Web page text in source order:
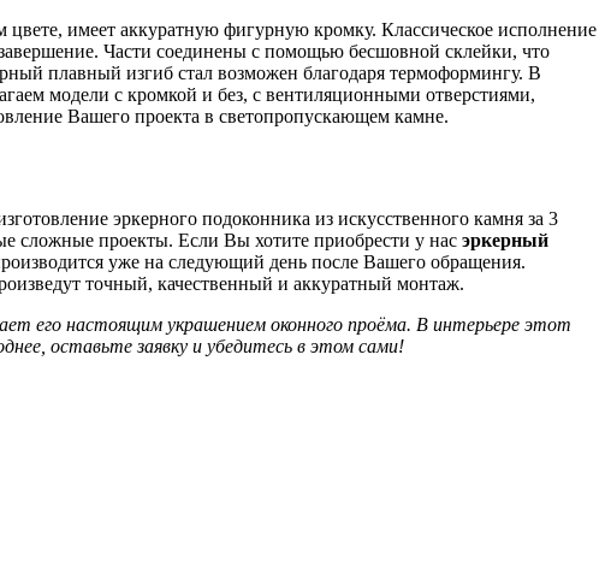
имеет аккуратную фигурную кромку. Классическое исполнение
завершение. Части соединены с помощью бесшовной склейки, что
плавный изгиб стал возможен благодаря термоформингу. В
модели с кромкой и без, с вентиляционными отверстиями,
Вашего проекта в светопропускающем камне.
эркерного подоконника из искусственного камня за 3
сложные проекты. Если Вы хотите приобрести у нас эркерный
уже на следующий день после Вашего обращения.
точный, качественный и аккуратный монтаж.
его настоящим украшением оконного проёма. В интерьере этот
оставьте заявку и убедитесь в этом сами!